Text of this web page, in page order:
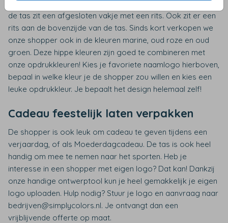
De shopper is een ruime tas met een groot binnenvak. In
de tas zit een afgesloten vakje met een rits. Ook zit er een
rits aan de bovenzijde van de tas. Sinds kort verkopen we
onze shopper ook in de kleuren marine, oud roze en oud
groen. Deze hippe kleuren zijn goed te combineren met
onze opdrukkleuren! Kies je favoriete naamlogo hierboven,
bepaal in welke kleur je de shopper zou willen en kies een
leuke opdrukkleur. Je bepaalt het design helemaal zelf!
Cadeau feestelijk laten verpakken
De shopper is ook leuk om cadeau te geven tijdens een
verjaardag, of als Moederdagcadeau. De tas is ook heel
handig om mee te nemen naar het sporten. Heb je
interesse in een shopper met eigen logo? Dat kan! Dankzij
onze handige ontwerptool kun je heel gemakkelijk je eigen
logo uploaden. Hulp nodig? Stuur je logo en aanvraag naar
bedrijven@simplycolors.nl. Je ontvangt dan een
vrijblijvende offerte op maat.